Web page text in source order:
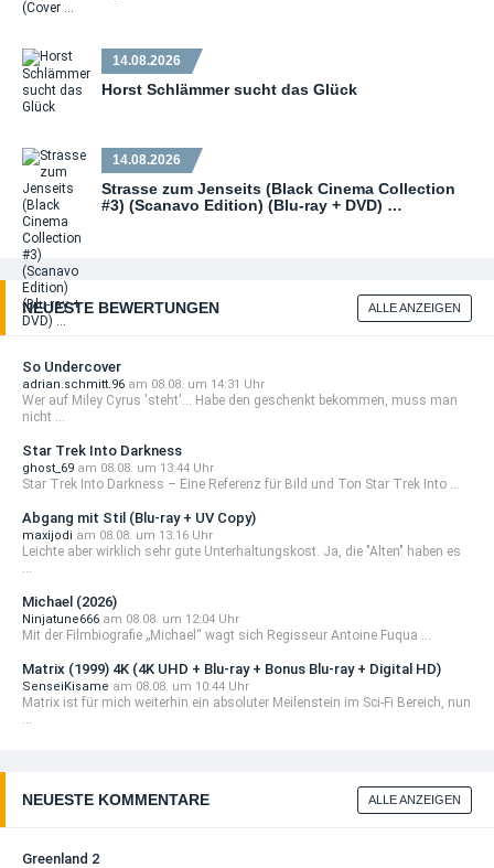
14.08.2026
Horst Schlämmer sucht das Glück
14.08.2026
Strasse zum Jenseits (Black Cinema Collection
#3) (Scanavo Edition) (Blu-ray + DVD) …
NEUESTE BEWERTUNGEN ALLE ANZEIGEN
So Undercover
adrian.schmitt.96 am 08.08. um 14:31 Uhr
Wer auf Miley Cyrus 'steht'... Habe den geschenkt bekommen, muss man
nicht ...
Star Trek Into Darkness
ghost_69 am 08.08. um 13:44 Uhr
Star Trek Into Darkness – Eine Referenz für Bild und Ton Star Trek Into ...
Abgang mit Stil (Blu-ray + UV Copy)
maxijodi am 08.08. um 13:16 Uhr
Leichte aber wirklich sehr gute Unterhaltungskost. Ja, die "Alten" haben es
...
Michael (2026)
Ninjatune666 am 08.08. um 12:04 Uhr
Mit der Filmbiografie „Michael“ wagt sich Regisseur Antoine Fuqua ...
Matrix (1999) 4K (4K UHD + Blu-ray + Bonus Blu-ray + Digital HD)
SenseiKisame am 08.08. um 10:44 Uhr
Matrix ist für mich weiterhin ein absoluter Meilenstein im Sci-Fi Bereich, nun
...
NEUESTE KOMMENTARE ALLE ANZEIGEN
Greenland 2